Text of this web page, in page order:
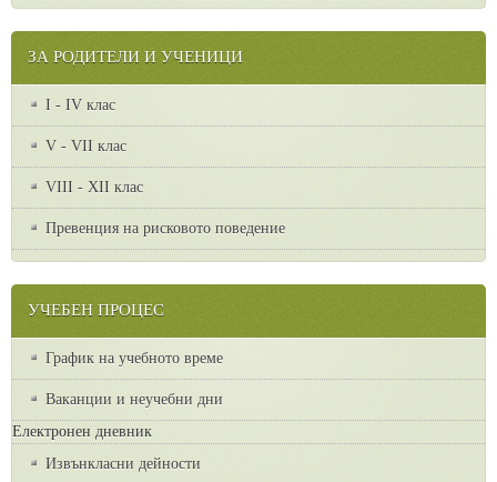
ЗА РОДИТЕЛИ И УЧЕНИЦИ
I - IV клас
V - VII клас
VІІІ - ХІІ клас
Превенция на рисковото поведение
УЧЕБЕН ПРОЦЕС
График на учебното време
Ваканции и неучебни дни
Електронен дневник
Извънкласни дейности